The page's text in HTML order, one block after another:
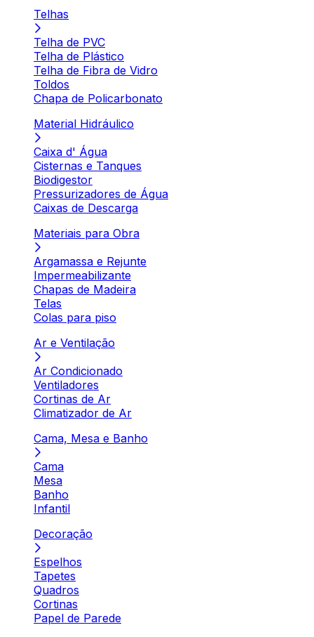
Telhas
Telha de PVC
Telha de Plástico
Telha de Fibra de Vidro
Toldos
Chapa de Policarbonato
Material Hidráulico
Caixa d' Água
Cisternas e Tanques
Biodigestor
Pressurizadores de Água
Caixas de Descarga
Materiais para Obra
Argamassa e Rejunte
Impermeabilizante
Chapas de Madeira
Telas
Colas para piso
Ar e Ventilação
Ar Condicionado
Ventiladores
Cortinas de Ar
Climatizador de Ar
Cama, Mesa e Banho
Cama
Mesa
Banho
Infantil
Decoração
Espelhos
Tapetes
Quadros
Cortinas
Papel de Parede